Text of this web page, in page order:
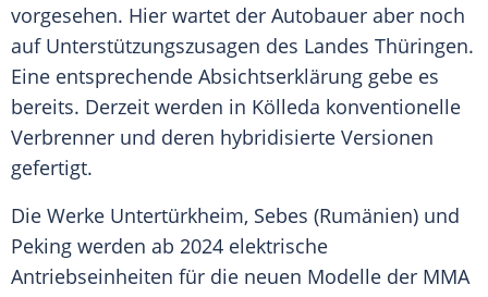
vorgesehen. Hier wartet der Autobauer aber noch
auf Unterstützungszusagen des Landes Thüringen.
Eine entsprechende Absichtserklärung gebe es
bereits. Derzeit werden in Kölleda konventionelle
Verbrenner und deren hybridisierte Versionen
gefertigt.
Die Werke Untertürkheim, Sebes (Rumänien) und
Peking werden ab 2024 elektrische
Antriebseinheiten für die neuen Modelle der MMA